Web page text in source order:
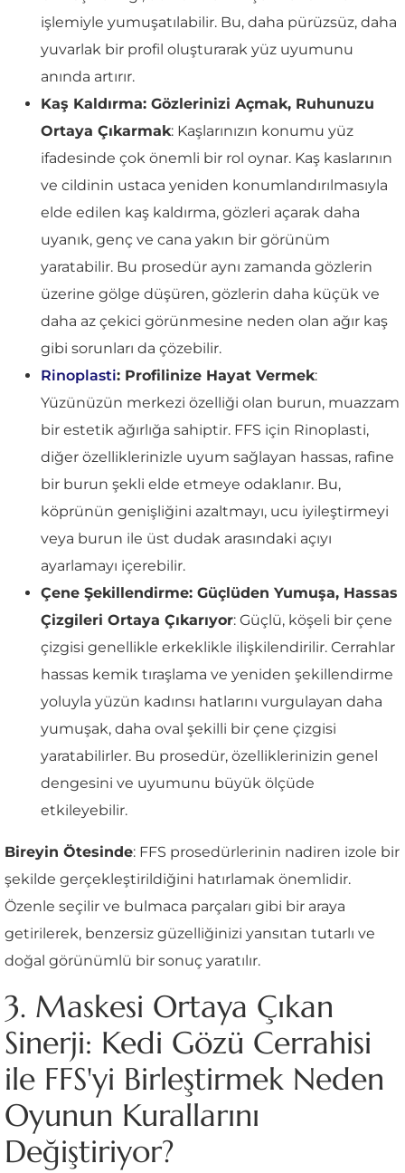
işlemiyle yumuşatılabilir. Bu, daha pürüzsüz, daha
yuvarlak bir profil oluşturarak yüz uyumunu
anında artırır.
Kaş Kaldırma: Gözlerinizi Açmak, Ruhunuzu
Ortaya Çıkarmak: Kaşlarınızın konumu yüz
ifadesinde çok önemli bir rol oynar. Kaş kaslarının
ve cildinin ustaca yeniden konumlandırılmasıyla
elde edilen kaş kaldırma, gözleri açarak daha
uyanık, genç ve cana yakın bir görünüm
yaratabilir. Bu prosedür aynı zamanda gözlerin
üzerine gölge düşüren, gözlerin daha küçük ve
daha az çekici görünmesine neden olan ağır kaş
gibi sorunları da çözebilir.
Rinoplasti: Profilinize Hayat Vermek:
Yüzünüzün merkezi özelliği olan burun, muazzam
bir estetik ağırlığa sahiptir. FFS için Rinoplasti,
diğer özelliklerinizle uyum sağlayan hassas, rafine
bir burun şekli elde etmeye odaklanır. Bu,
köprünün genişliğini azaltmayı, ucu iyileştirmeyi
veya burun ile üst dudak arasındaki açıyı
ayarlamayı içerebilir.
Çene Şekillendirme: Güçlüden Yumuşa, Hassas
Çizgileri Ortaya Çıkarıyor: Güçlü, köşeli bir çene
çizgisi genellikle erkeklikle ilişkilendirilir. Cerrahlar
hassas kemik tıraşlama ve yeniden şekillendirme
yoluyla yüzün kadınsı hatlarını vurgulayan daha
yumuşak, daha oval şekilli bir çene çizgisi
yaratabilirler. Bu prosedür, özelliklerinizin genel
dengesini ve uyumunu büyük ölçüde
etkileyebilir.
Bireyin Ötesinde: FFS prosedürlerinin nadiren izole bir
şekilde gerçekleştirildiğini hatırlamak önemlidir.
Özenle seçilir ve bulmaca parçaları gibi bir araya
getirilerek, benzersiz güzelliğinizi yansıtan tutarlı ve
doğal görünümlü bir sonuç yaratılır.
3. Maskesi Ortaya Çıkan
Sinerji: Kedi Gözü Cerrahisi
ile FFS'yi Birleştirmek Neden
Oyunun Kurallarını
Değiştiriyor?